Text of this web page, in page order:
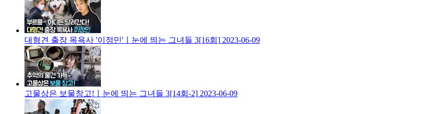
대형견 출장 목욕사 '이정민'ㅣ눈에 띄는 그녀들 3[16회] 2023-06-09
고물상은 보물창고!ㅣ눈에 띄는 그녀들 3[14회-2] 2023-06-09